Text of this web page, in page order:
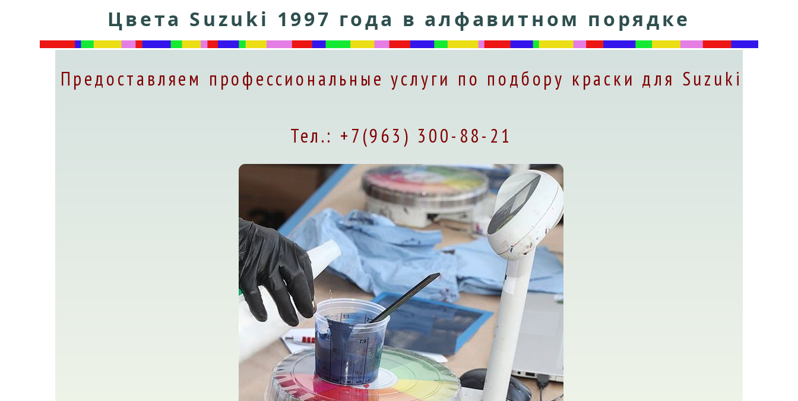
Цвета Suzuki 1997 года в алфавитном порядке
Предоставляем профессиональные услуги по подбору краски для Suzuki
Тел.: +7(963) 300-88-21